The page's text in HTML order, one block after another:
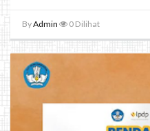
ByAdmin 0 Dilihat